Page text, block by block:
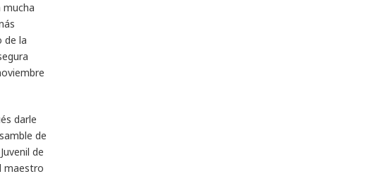
mucha
de la
darle
de
de
maestro